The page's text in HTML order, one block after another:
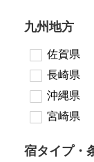
九州地方
佐賀県
長崎県
沖縄県
宮崎県
宿タイプ・